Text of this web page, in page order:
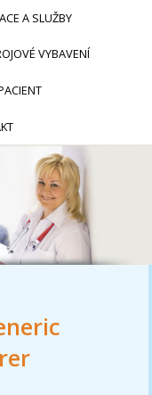
A SLUŽBY
VYBAVENÍ